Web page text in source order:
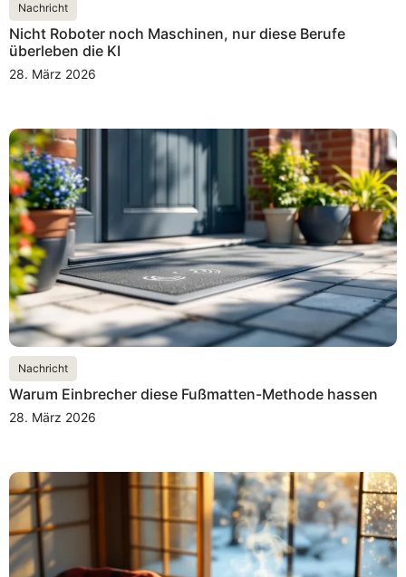
Nachricht
Nicht Roboter noch Maschinen, nur diese Berufe
überleben die KI
28. März 2026
Nachricht
Warum Einbrecher diese Fußmatten-Methode hassen
28. März 2026